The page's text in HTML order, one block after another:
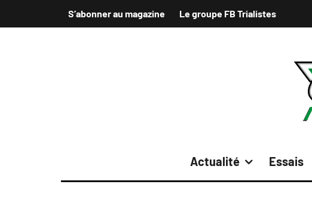
S’abonner au magazine Le groupe FB Trialistes
Actualité Essais